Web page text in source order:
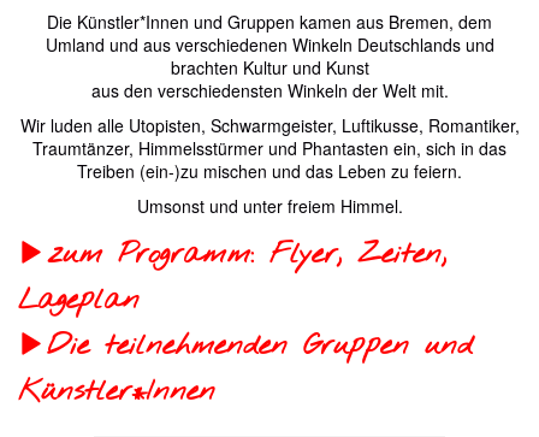
Die Künstler*Innen und Gruppen kamen aus Bremen, dem
Umland und aus verschiedenen Winkeln Deutschlands und
brachten Kultur und Kunst
aus den verschiedensten Winkeln der Welt mit.
Wir luden alle Utopisten, Schwarmgeister, Luftikusse, Romantiker,
Traumtänzer, Himmelsstürmer und Phantasten ein, sich in das
Treiben (ein-)zu mischen und das Leben zu feiern.
Umsonst und unter freiem Himmel.
zum Programm: Flyer, Zeiten,
Lageplan
Die teilnehmenden Gruppen und
Künstler*Innen